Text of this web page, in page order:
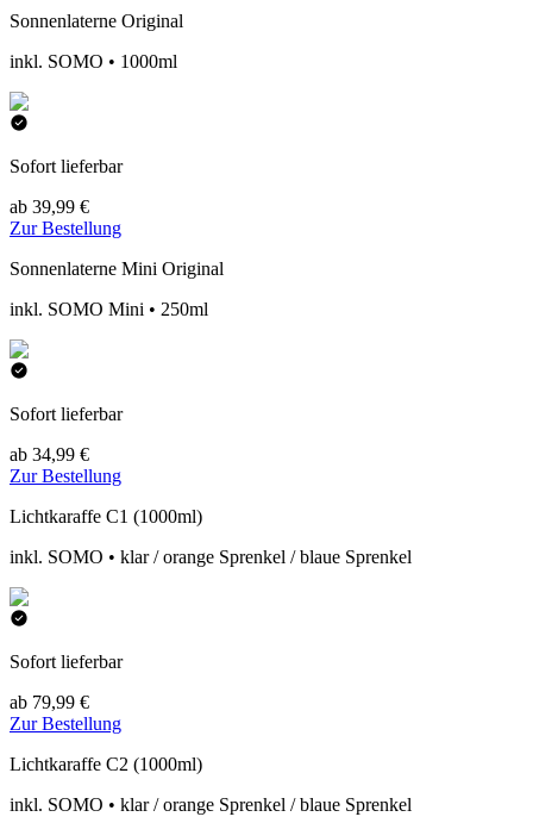
Sonnenlaterne Original
inkl. SOMO • 1000ml
Sofort lieferbar
ab 39,99 €
Zur Bestellung
Sonnenlaterne Mini Original
inkl. SOMO Mini • 250ml
Sofort lieferbar
ab 34,99 €
Zur Bestellung
Lichtkaraffe C1 (1000ml)
inkl. SOMO • klar / orange Sprenkel / blaue Sprenkel
Sofort lieferbar
ab 79,99 €
Zur Bestellung
Lichtkaraffe C2 (1000ml)
inkl. SOMO • klar / orange Sprenkel / blaue Sprenkel